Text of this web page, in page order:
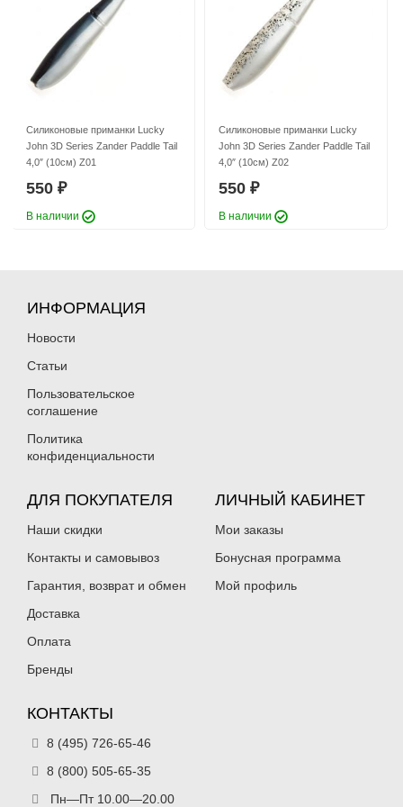
Силиконовые приманки Lucky
550₽
Длина приманки:100 мм
Силиконовые приманки Lucky
550₽
Длина приманки:120 мм
Силиконовые приманки Lucky
John 3D Series Zander Paddle Tail
4,0″ (10см) Z01
550 ₽
В наличии
Силиконовые приманки Lucky
John 3D Series Zander Paddle Tail
4,0″ (10см) Z02
550 ₽
В наличии
ИНФОРМАЦИЯ
Новости
Статьи
Пользовательское
соглашение
Политика
конфиденциальности
ДЛЯ ПОКУПАТЕЛЯ
Наши скидки
Контакты и самовывоз
Гарантия, возврат и обмен
Доставка
Оплата
Бренды
ЛИЧНЫЙ КАБИНЕТ
Мои заказы
Бонусная программа
Мой профиль
КОНТАКТЫ
8 (495) 726-65-46
8 (800) 505-65-35
Пн—Пт 10.00—20.00